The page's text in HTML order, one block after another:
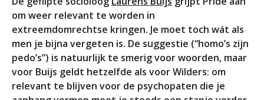
om weer relevant te worden in
extreemdomrechtse kringen. Je moet toch wát als
men je bijna vergeten is. De suggestie (“homo’s zijn
pedo’s”) is natuurlijk te smerig voor woorden, maar
voor Buijs geldt hetzelfde als voor Wilders: om
relevant te blijven voor de psychopaten die je